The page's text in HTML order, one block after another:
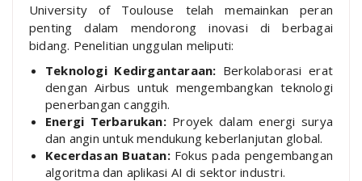
University of Toulouse telah memainkan peran
penting dalam mendorong inovasi di berbagai
bidang. Penelitian unggulan meliputi:
Teknologi Kedirgantaraan: Berkolaborasi erat
dengan Airbus untuk mengembangkan teknologi
penerbangan canggih.
Energi Terbarukan:Proyek dalam energi surya
dan angin untuk mendukung keberlanjutan global.
Kecerdasan Buatan:Fokus pada pengembangan
algoritma dan aplikasi AI di sektor industri.